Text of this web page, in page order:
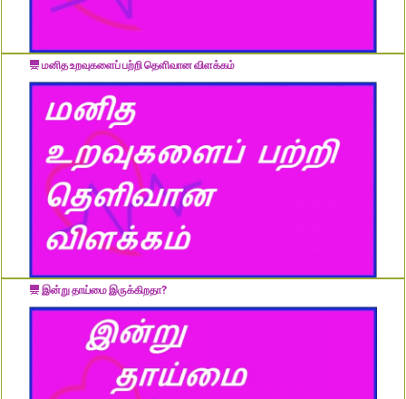
மனித உறவுகளைப் பற்றி தெளிவான விளக்கம்
இன்று தாய்மை இருக்கிறதா?